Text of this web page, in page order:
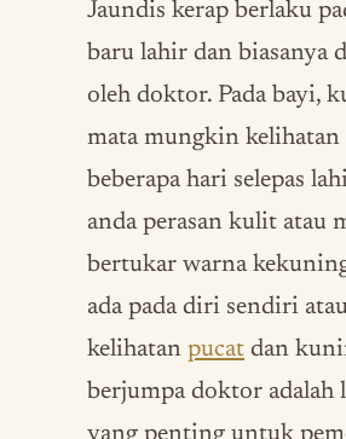
Jaundis kerap berlaku
baru lahir dan biasanya
oleh doktor. Pada bayi,
mata mungkin
beberapa hari selepas
anda perasan kulit atau
bertukar warna
ada pada diri sendiri
kelihatan pucat dan
berjumpa doktor adalah